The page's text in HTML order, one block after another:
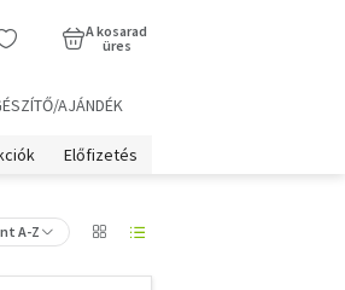
A kosarad
üres
AJÁNDÉK
Előfizetés
A-Z